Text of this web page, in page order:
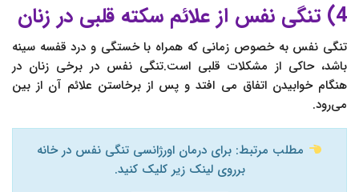
4) تنگی نفس از علائم سکته قلبی در زنان
تنگی نفس به خصوص زمانی که همراه با خستگی و درد قفسه سینه
باشد، حاکی از مشکلات قلبی است.تنگی نفس در برخی زنان در
هنگام خوابیدن اتفاق می افتد و پس از برخاستن علائم آن از بین
می‌رود.
مطلب مرتبط: برای درمان اورژانسی تنگی نفس در خانه
برروی لینک زیر کلیک کنید.